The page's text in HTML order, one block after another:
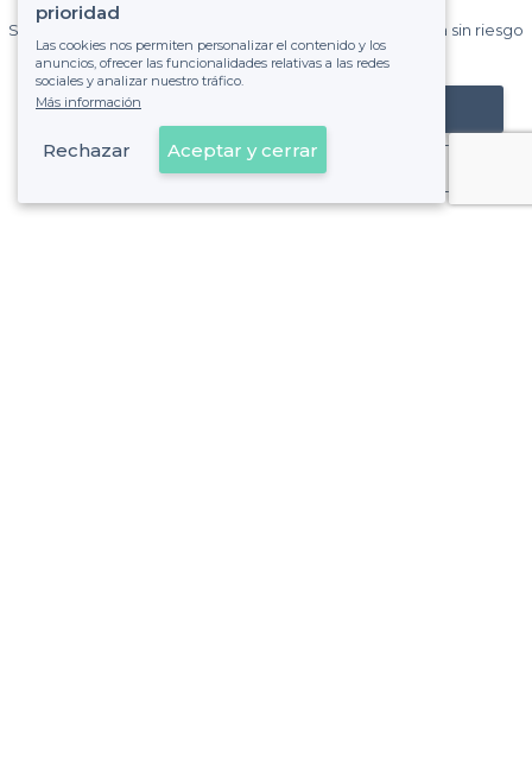
Sin comisiones y sin compromiso, pagas una cantidad fija sin riesgo
de ver la factura.
Registrar mi establecimiento
Ya es cliente
prioridad
Las cookies nos permiten personalizar el contenido y los
anuncios, ofrecer las funcionalidades relativas a las redes
sociales y analizar nuestro tráfico.
Más información
Rechazar Aceptar y cerrar